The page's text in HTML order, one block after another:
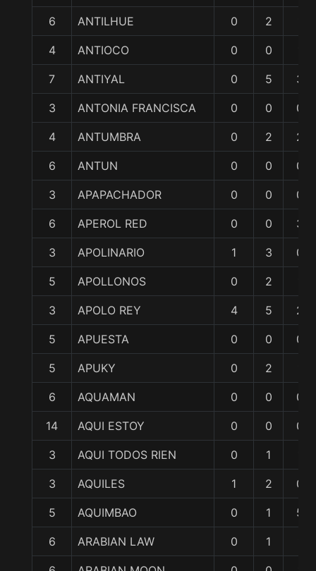
6 ANTILHUE 0 2
4 ANTIOCO 0 0
7 ANTIYAL 0 5 3
3 ANTONIA FRANCISCA 0 0 0
4 ANTUMBRA 0 2 2
6 ANTUN 0 0 0
3 APAPACHADOR 0 0 0
6 APEROL RED 0 0 3
3 APOLINARIO 1 3 0
5 APOLLONOS 0 2
3 APOLO REY 4 5 2
5 APUESTA 0 0 0
5 APUKY 0 2
6 AQUAMAN 0 0 0
14 AQUI ESTOY 0 0 0
3 AQUI TODOS RIEN 0 1
3 AQUILES 1 2 0
5 AQUIMBAO 0 1 5
6 ARABIAN LAW 0 1